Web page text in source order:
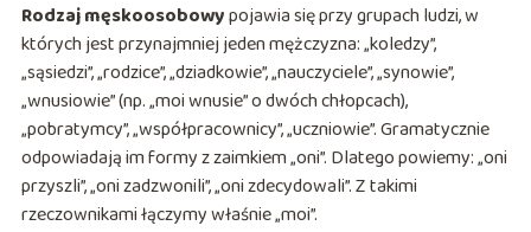
Rodzaj męskoosobowypojawia się przy grupach ludzi, w
których jest przynajmniej jeden mężczyzna: „koledzy”,
„sąsiedzi”, „rodzice”, „dziadkowie”, „nauczyciele”, „synowie”,
„wnusiowie” (np. „moi wnusie” o dwóch chłopcach),
„pobratymcy”, „współpracownicy”, „uczniowie”. Gramatycznie
odpowiadają im formy z zaimkiem „oni”. Dlatego powiemy: „oni
przyszli”, „oni zadzwonili”, „oni zdecydowali”. Z takimi
rzeczownikami łączymy właśnie „moi”.